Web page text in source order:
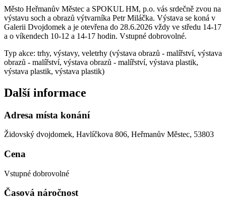
Město Heřmanův Městec a SPOKUL HM, p.o. vás srdečně zvou na
výstavu soch a obrazů výtvarníka Petr Miláčka. Výstava se koná v
Galerii Dvojdomek a je otevřena do 28.6.2026 vždy ve středu 14-17
a o víkendech 10-12 a 14-17 hodin. Vstupné dobrovolné.
Typ akce: trhy, výstavy, veletrhy (výstava obrazů - malířství, výstava
obrazů - malířství, výstava obrazů - malířství, výstava plastik,
výstava plastik, výstava plastik)
Další informace
Adresa místa konání
Židovský dvojdomek, Havlíčkova 806, Heřmanův Městec, 53803
Cena
Vstupné dobrovolné
Časová náročnost